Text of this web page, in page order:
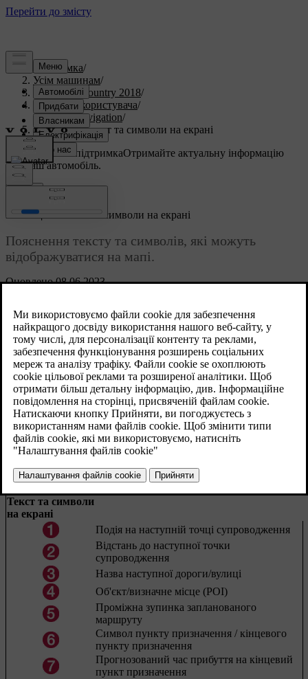
Підтримка/
Усім машинам/
S60 Cross Country 2018/
Посібник користувача/
Sensus Navigation/
Навігація - текст та символи на екрані
Індивідуальна підтримкаОтримайте актуальну інформацію
про ваш автомобіль.
Оновлено 08.06.2023
Навігація - текст та символи на екрані
Пояснення тексту та символів, які можуть
відображуватися на мапі.
Типи доріг
Шосе (помаранчевий)
Головна дорога (темно-сірий)
Менша головна дорога (сірий)
Звичайна дорога (світло-сірий)
Дорога місцевого значення (білий)
Текст та символи
на екрані
Подія на наступній точці супроводження
Відстань до наступної точки
супроводження
Назва наступної дороги/вулиці
Об'єкт/визначне місце (РОІ)
Проміжна зупинка запланованого
маршруту
Символ пункту призначення / кінцевого
пункту призначення
Прогнозований час прибуття на кінцевий
пункт призначення